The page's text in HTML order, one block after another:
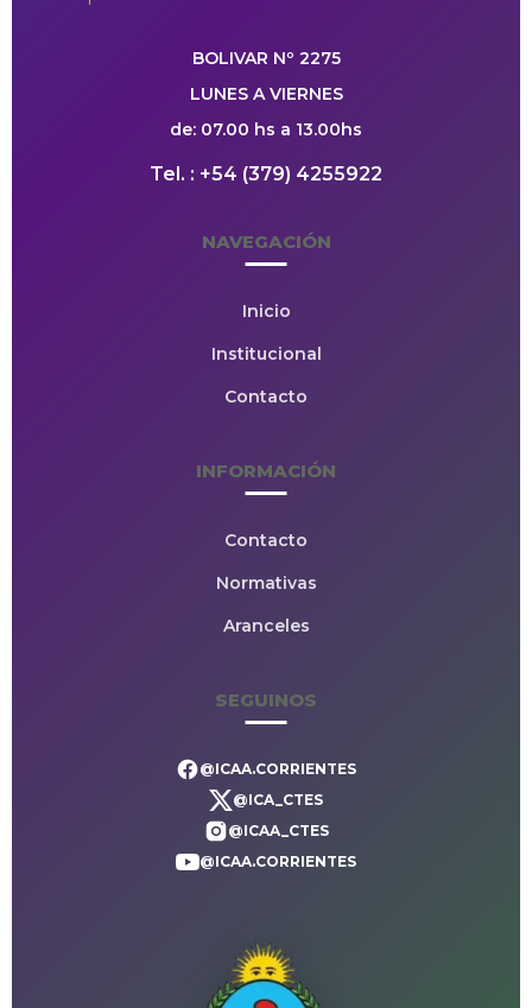
BOLIVAR Nº 2275
LUNES A VIERNES
de: 07.00 hs a 13.00hs
Tel. : +54 (379) 4255922
NAVEGACIÓN
Inicio
Institucional
Contacto
INFORMACIÓN
Contacto
Normativas
Aranceles
SEGUINOS
@ICAA.CORRIENTES
@ICA_CTES
@ICAA_CTES
@ICAA.CORRIENTES